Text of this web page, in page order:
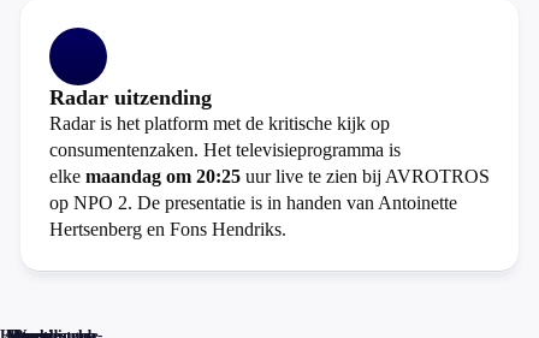
Radar uitzending
Radar is het platform met de kritische kijk op
consumentenzaken. Het televisieprogramma is
elke maandag om 20:25 uur live te zien bij AVROTROS
op NPO 2. De presentatie is in handen van Antoinette
Hertsenberg en Fons Hendriks.